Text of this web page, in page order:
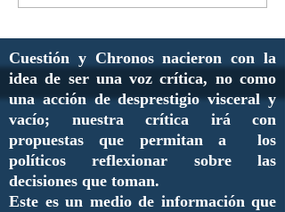
Cuestión y Chronos nacieron con la
idea de ser una voz crítica, no como
una acción de desprestigio visceral y
vacío; nuestra crítica irá con
propuestas que permitan a los
políticos reflexionar sobre las
decisiones que toman.
Este es un medio de información que